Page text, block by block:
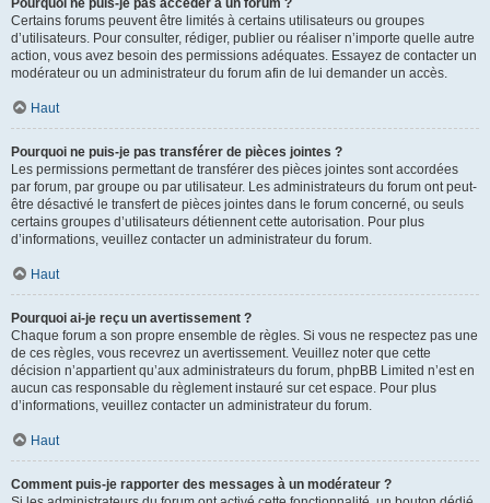
Pourquoi ne puis-je pas accéder à un forum ?
Certains forums peuvent être limités à certains utilisateurs ou groupes
d’utilisateurs. Pour consulter, rédiger, publier ou réaliser n’importe quelle autre
action, vous avez besoin des permissions adéquates. Essayez de contacter un
modérateur ou un administrateur du forum afin de lui demander un accès.
Haut
Pourquoi ne puis-je pas transférer de pièces jointes ?
Les permissions permettant de transférer des pièces jointes sont accordées
par forum, par groupe ou par utilisateur. Les administrateurs du forum ont peut-
être désactivé le transfert de pièces jointes dans le forum concerné, ou seuls
certains groupes d’utilisateurs détiennent cette autorisation. Pour plus
d’informations, veuillez contacter un administrateur du forum.
Haut
Pourquoi ai-je reçu un avertissement ?
Chaque forum a son propre ensemble de règles. Si vous ne respectez pas une
de ces règles, vous recevrez un avertissement. Veuillez noter que cette
décision n’appartient qu’aux administrateurs du forum, phpBB Limited n’est en
aucun cas responsable du règlement instauré sur cet espace. Pour plus
d’informations, veuillez contacter un administrateur du forum.
Haut
Comment puis-je rapporter des messages à un modérateur ?